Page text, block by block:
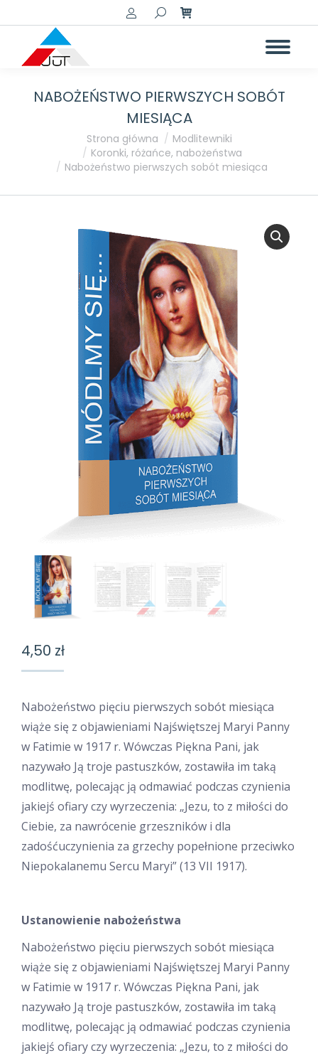
Szukaj:
NABOŻEŃSTWO PIERWSZYCH SOBÓT
MIESIĄCA
Strona główna
Modlitewniki
Koronki, różańce, nabożeństwa
Nabożeństwo pierwszych sobót miesiąca
4,50 zł
Nabożeństwo pięciu pierwszych sobót miesiąca
wiąże się z objawieniami Najświętszej Maryi Panny
w Fatimie w 1917 r. Wówczas Piękna Pani, jak
nazywało Ją troje pastuszków, zostawiła im taką
modlitwę, polecając ją odmawiać podczas czynienia
jakiejś ofiary czy wyrzeczenia: „Jezu, to z miłości do
Ciebie, za nawrócenie grzeszników i dla
zadośćuczynienia za grzechy popełnione przeciwko
Niepokalanemu Sercu Maryi” (13 VII 1917).
Ustanowienie nabożeństwa
Nabożeństwo pięciu pierwszych sobót miesiąca
wiąże się z objawieniami Najświętszej Maryi Panny
w Fatimie w 1917 r. Wówczas Piękna Pani, jak
nazywało Ją troje pastuszków, zostawiła im taką
modlitwę, polecając ją odmawiać podczas czynienia
jakiejś ofiary czy wyrzeczenia: „Jezu, to z miłości do